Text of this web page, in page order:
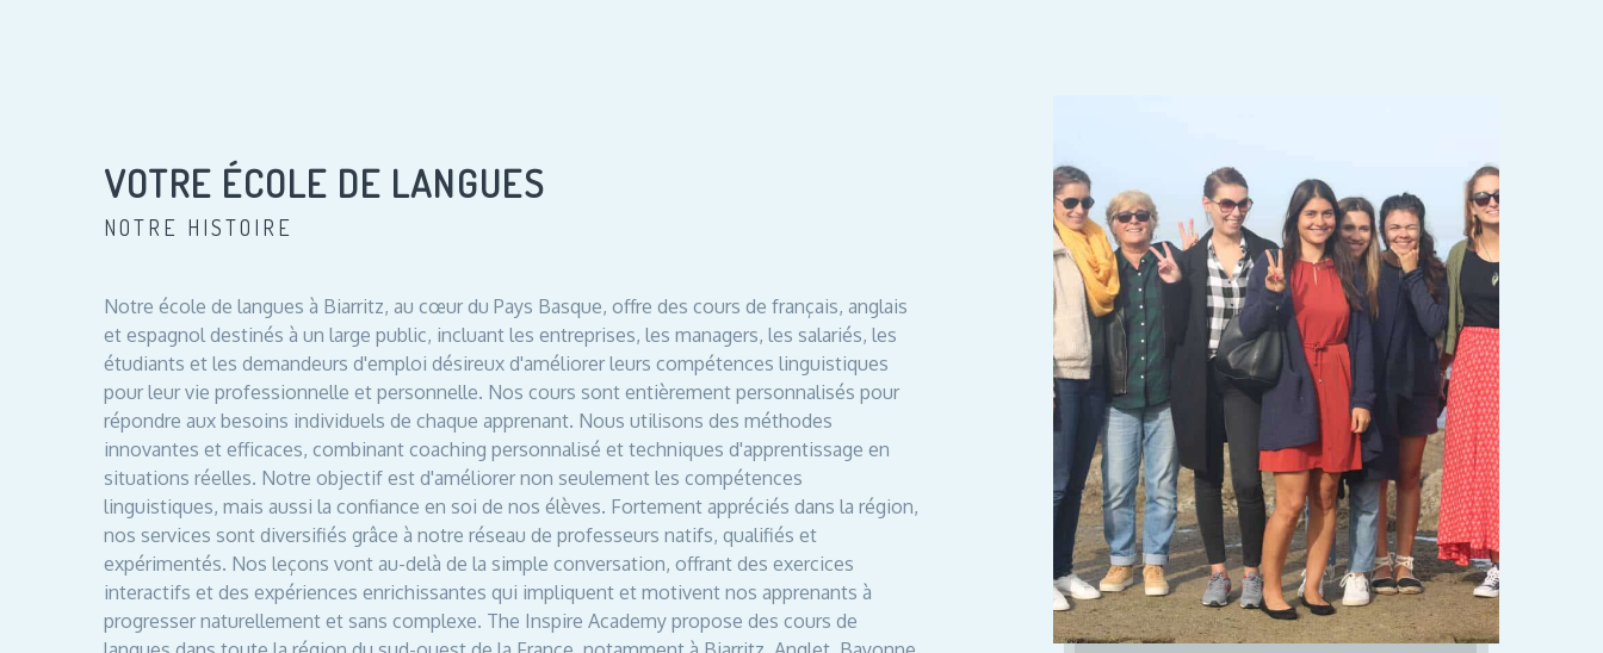
VOTRE ÉCOLE DE LANGUES
NOTRE HISTOIRE
Notre école de langues à Biarritz, au cœur du Pays Basque, offre des cours de français, anglais
et espagnol destinés à un large public, incluant les entreprises, les managers, les salariés, les
étudiants et les demandeurs d'emploi désireux d'améliorer leurs compétences linguistiques
pour leur vie professionnelle et personnelle. Nos cours sont entièrement personnalisés pour
répondre aux besoins individuels de chaque apprenant. Nous utilisons des méthodes
innovantes et efficaces, combinant coaching personnalisé et techniques d'apprentissage en
situations réelles. Notre objectif est d'améliorer non seulement les compétences
linguistiques, mais aussi la confiance en soi de nos élèves. Fortement appréciés dans la région,
nos services sont diversifiés grâce à notre réseau de professeurs natifs, qualifiés et
expérimentés. Nos leçons vont au-delà de la simple conversation, offrant des exercices
interactifs et des expériences enrichissantes qui impliquent et motivent nos apprenants à
progresser naturellement et sans complexe. The Inspire Academy propose des cours de